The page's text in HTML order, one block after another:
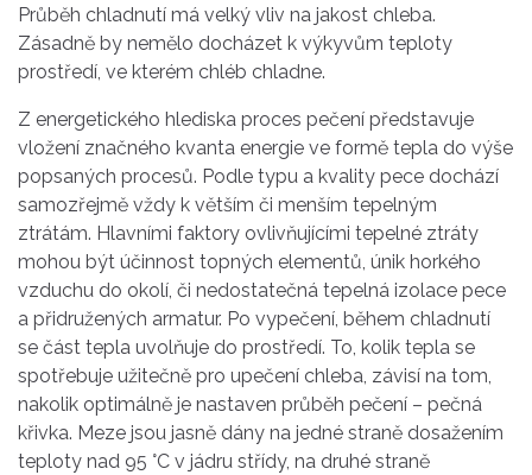
Průběh chladnutí má velký vliv na jakost chleba.
Zásadně by nemělo docházet k výkyvům teploty
prostředí, ve kterém chléb chladne.
Z energetického hlediska proces pečení představuje
vložení značného kvanta energie ve formě tepla do výše
popsaných procesů. Podle typu a kvality pece dochází
samozřejmě vždy k větším či menším tepelným
ztrátám. Hlavními faktory ovlivňujícími tepelné ztráty
mohou být účinnost topných elementů, únik horkého
vzduchu do okolí, či nedostatečná tepelná izolace pece
a přidružených armatur. Po vypečení, během chladnutí
se část tepla uvolňuje do prostředí. To, kolik tepla se
spotřebuje užitečně pro upečení chleba, závisí na tom,
nakolik optimálně je nastaven průběh pečení – pečná
křivka. Meze jsou jasně dány na jedné straně dosažením
teploty nad 95 °C v jádru střídy, na druhé straně